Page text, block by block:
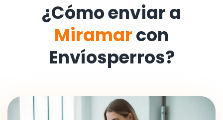
¿Cómo enviar a
Miramarcon
Envíosperros?